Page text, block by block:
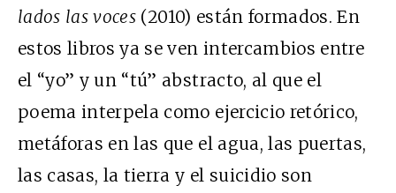
lados las voces (2010) están formados. En
estos libros ya se ven intercambios entre
el “yo” y un “tú” abstracto, al que el
poema interpela como ejercicio retórico,
metáforas en las que el agua, las puertas,
las casas, la tierra y el suicidio son